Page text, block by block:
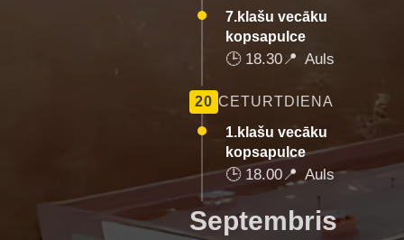
7.klašu vecāku
kopsapulce
🕒18.30 📍 Auls
20 CETURTDIENA
1.klašu vecāku
kopsapulce
🕒18.00 📍 Auls
Septembris